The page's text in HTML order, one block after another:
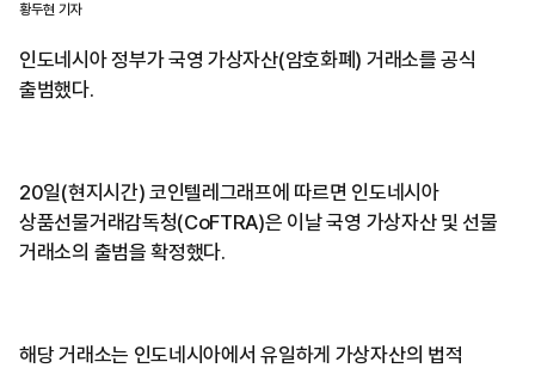
황두현 기자
인도네시아 정부가 국영 가상자산(암호화폐) 거래소를 공식
출범했다.
20일(현지시간) 코인텔레그래프에 따르면 인도네시아
상품선물거래감독청(CoFTRA)은 이날 국영 가상자산 및 선물
거래소의 출범을 확정했다.
해당 거래소는 인도네시아에서 유일하게 가상자산의 법적